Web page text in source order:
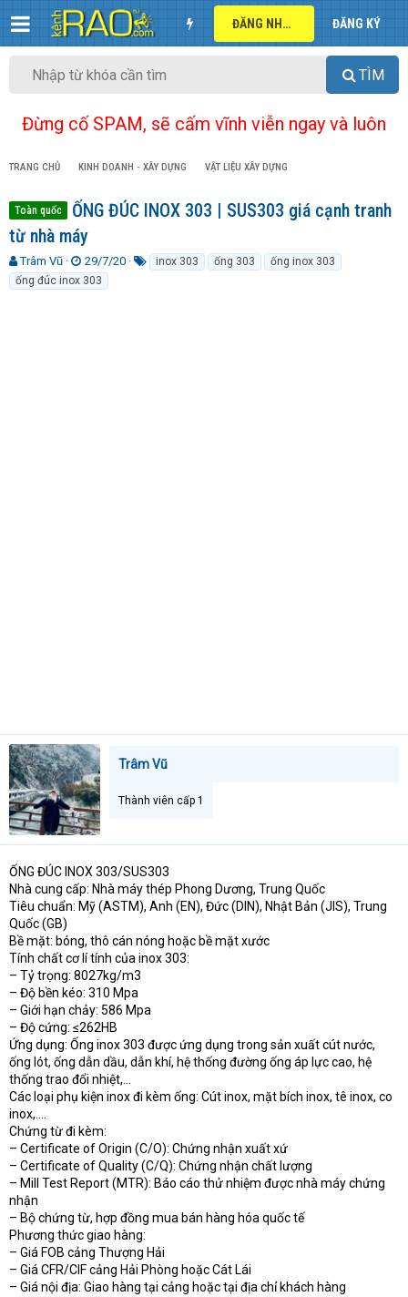
ĐĂNG NHẬP ĐĂNG KÝ
TÌM
Đừng cố SPAM, sẽ cấm vĩnh viễn ngay và luôn
TRANG CHỦ KINH DOANH - XÂY DỰNG VẬT LIỆU XÂY DỰNG
Toàn quốc
ỐNG ĐÚC INOX 303 | SUS303 giá cạnh tranh
từ nhà máy
T
h
r
Trâm Vũ
N
g
à
29/7/20 inox 303 ống 303
ống inox 303
ống đúc inox 303
Trâm Vũ
Thành viên cấp 1
ỐNG ĐÚC INOX 303/SUS303
Nhà cung cấp: Nhà máy thép Phong Dương, Trung Quốc
Tiêu chuẩn: Mỹ (ASTM), Anh (EN), Đức (DIN), Nhật Bản (JIS), Trung
Quốc (GB)
Bề mặt: bóng, thô cán nóng hoặc bề mặt xước
Tính chất cơ lí tính của inox 303:
– Tỷ trọng: 8027kg/m3
– Độ bền kéo: 310 Mpa
– Giới hạn chảy: 586 Mpa
– Độ cứng: ≤262HB
Ứng dụng: Ống inox 303 được ứng dụng trong sản xuất cút nước,
ống lót, ống dẫn dầu, dẫn khí, hệ thống đường ống áp lực cao, hệ
thống trao đổi nhiệt,…
Các loại phụ kiện inox đi kèm ống: Cút inox, mặt bích inox, tê inox, co
inox,….
Chứng từ đi kèm:
– Certificate of Origin (C/O): Chứng nhận xuất xứ
– Certificate of Quality (C/Q): Chứng nhận chất lượng
– Mill Test Report (MTR): Báo cáo thử nhiệm được nhà máy chứng
nhận
– Bộ chứng từ, hợp đồng mua bán hàng hóa quốc tế
Phương thức giao hàng:
– Giá FOB cảng Thượng Hải
– Giá CFR/CIF cảng Hải Phòng hoặc Cát Lái
– Giá nội địa: Giao hàng tại cảng hoặc tại địa chỉ khách hàng